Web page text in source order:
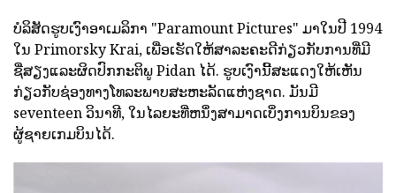
ບໍລິສັດຮູບເງົາອາເມລິກາ "Paramount Pictures" ມາໃນປີ 1994
ໃນ Primorsky Krai, ເພື່ອເຮັດໃຫ້ສາລະຄະດີກ່ຽວກັບການທີ່ມີ
ຊື່ສຽງແລະຜິດປົກກະຕິພູ Pidan ໄດ້. ຮູບເງົານີ້ສະແດງໃຫ້ເຫັນ
ກ່ຽວກັບຊ່ອງທາງໂທລະພາບສະຫະລັດແຫ່ງຊາດ. ມັນມີ
seventeen ວິນາທີ, ໃນໄລຍະທີ່ຫນຶ່ງສາມາດເບິ່ງການບິນຂອງ
ຜູ້ຊາຍເກມບິນໄດ້.